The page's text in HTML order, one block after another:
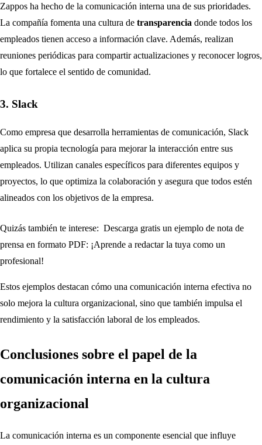
Zappos ha hecho de la comunicación interna una de sus prioridades.
La compañía fomenta una cultura de transparencia donde todos los
empleados tienen acceso a información clave. Además, realizan
reuniones periódicas para compartir actualizaciones y reconocer logros,
lo que fortalece el sentido de comunidad.
3. Slack
Como empresa que desarrolla herramientas de comunicación, Slack
aplica su propia tecnología para mejorar la interacción entre sus
empleados. Utilizan canales específicos para diferentes equipos y
proyectos, lo que optimiza la colaboración y asegura que todos estén
alineados con los objetivos de la empresa.
Quizás también te interese: Descarga gratis un ejemplo de nota de
prensa en formato PDF: ¡Aprende a redactar la tuya como un
profesional!
Estos ejemplos destacan cómo una comunicación interna efectiva no
solo mejora la cultura organizacional, sino que también impulsa el
rendimiento y la satisfacción laboral de los empleados.
Conclusiones sobre el papel de la
comunicación interna en la cultura
organizacional
La comunicación interna es un componente esencial que influye